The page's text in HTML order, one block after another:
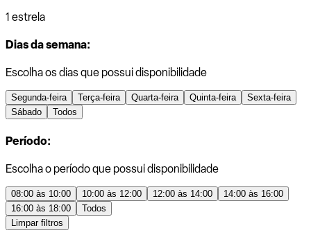
1 estrela
Dias da semana:
Escolha os dias que possui disponibilidade
Segunda-feira Terça-feira Quarta-feira Quinta-feira
Sexta-feira
Sábado
Todos
Período:
Escolha o período que possui disponibilidade
08:00 às 10:00 10:00 às 12:00 12:00 às 14:00
14:00 às 16:00
16:00 às 18:00
Todos
Limpar filtros